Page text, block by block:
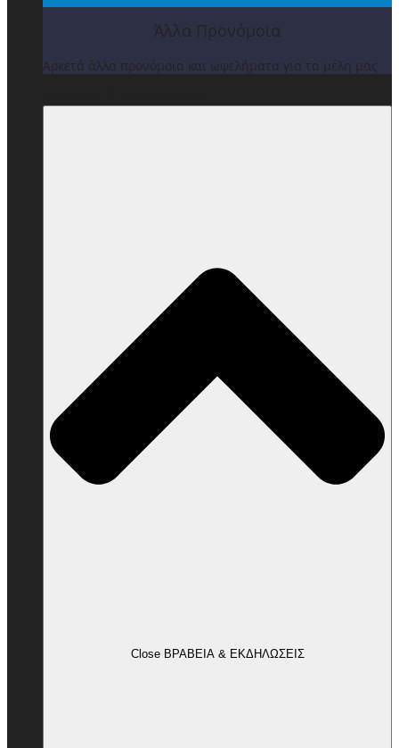
Άλλα Προνόμοια
Αρκετά άλλα προνόμοια και ωφελήματα για τα μέλη μας
Close ΒΡΑΒΕΙΑ & ΕΚΔΗΛΩΣΕΙΣ